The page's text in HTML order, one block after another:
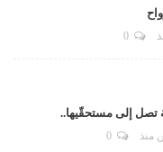
0
تصل إلى مستحقّيها..
منذ